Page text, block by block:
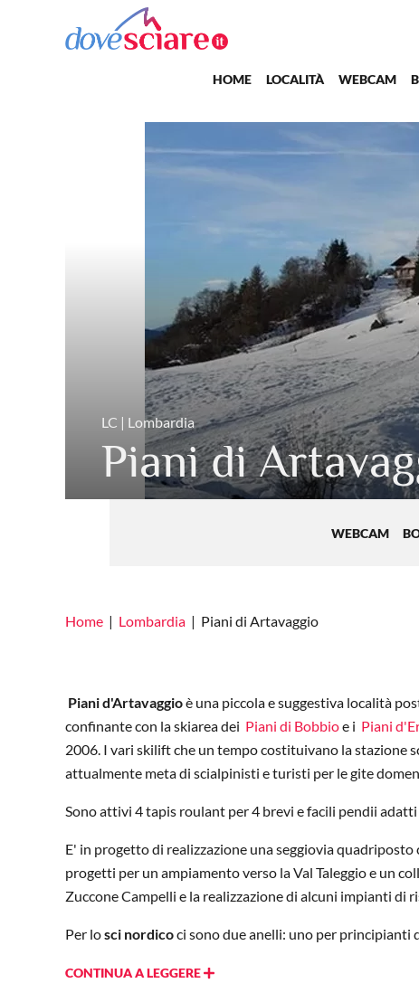
Salta al contenuto principale
Main navigation
HOME LOCALITÀ WEBCAM
LC | Lombardia
Piani di
WEBCAM
Home Lombardia Piani di Artavaggio
Piani d'Artavaggioè una piccola e suggestiva località
confinante con la skiarea dei Piani di Bobbioe i Piani
2006. I vari skilift che un tempo costituivano la stazione
attualmente meta di scialpinisti e turisti per le gite
Sono attivi 4 tapis roulant per 4 brevi e facili pendii
E' in progetto di realizzazione una seggiovia
progetti per un ampiamento verso la Val Taleggio e un
Zuccone Campelli e la realizzazione di alcuni impianti di
Per losci nordicoci sono due anelli: uno per principianti
CONTINUA A LEGGERE